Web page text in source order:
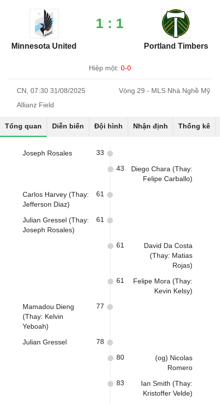
Minnesota United
1 : 1
Portland Timbers
Hiệp một: 0-0
CN, 07:30 31/08/2025
Vòng 29 - MLS Nhà Nghề Mỹ
Allianz Field
Tổng quan Diễn biến Đội hình Nhận định Thống kê
Joseph Rosales 33
Diego Chara (Thay:
Felipe Carballo)
43
Carlos Harvey (Thay:
Jefferson Diaz)
61
Julian Gressel (Thay:
Joseph Rosales)
61
David Da Costa
(Thay: Matias
Rojas)
61
Felipe Mora (Thay:
Kevin Kelsy)
61
Mamadou Dieng
(Thay: Kelvin
Yeboah)
77
Julian Gressel 78
(og) Nicolas
Romero
80
Ian Smith (Thay:
Kristoffer Velde)
83